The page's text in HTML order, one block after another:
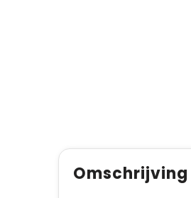
Omschrijving